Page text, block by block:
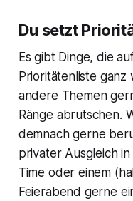
Du setzt
Es gibt Dinge, die
Prioritätenliste
andere Themen
Ränge abrutschen.
demnach gerne
privater Ausgleich
Time oder einem
Feierabend gerne